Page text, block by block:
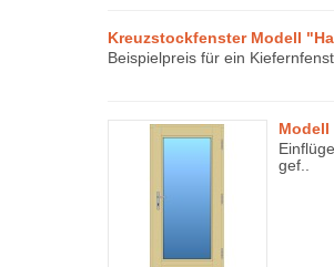
Kreuzstockfenster Modell
Beispielpreis für ein
Modell
gef..